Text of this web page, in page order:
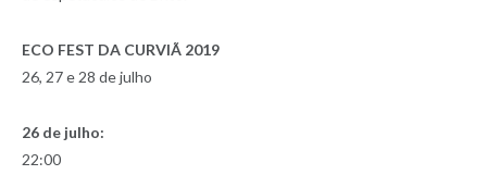
ECO FEST DA CURVIÃ 2019
26, 27 e 28 de julho
26 de julho:
22:00